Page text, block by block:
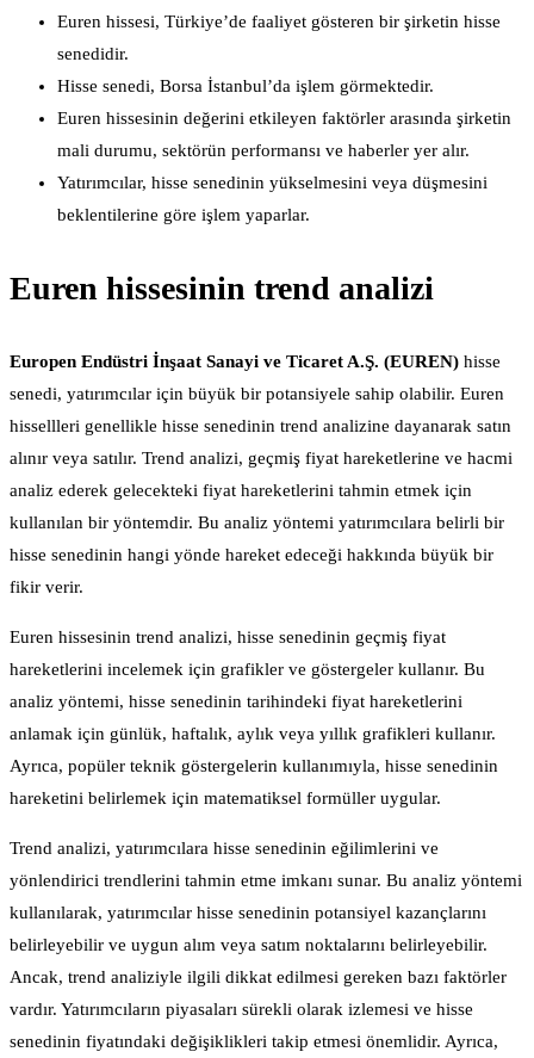
Euren hissesi, Türkiye’de faaliyet gösteren bir şirketin hisse
senedidir.
Hisse senedi, Borsa İstanbul’da işlem görmektedir.
Euren hissesinin değerini etkileyen faktörler arasında şirketin
mali durumu, sektörün performansı ve haberler yer alır.
Yatırımcılar, hisse senedinin yükselmesini veya düşmesini
beklentilerine göre işlem yaparlar.
Euren hissesinin trend analizi
Europen Endüstri İnşaat Sanayi ve Ticaret A.Ş. (EUREN) hisse
senedi, yatırımcılar için büyük bir potansiyele sahip olabilir. Euren
hissellleri genellikle hisse senedinin trend analizine dayanarak satın
alınır veya satılır. Trend analizi, geçmiş fiyat hareketlerine ve hacmi
analiz ederek gelecekteki fiyat hareketlerini tahmin etmek için
kullanılan bir yöntemdir. Bu analiz yöntemi yatırımcılara belirli bir
hisse senedinin hangi yönde hareket edeceği hakkında büyük bir
fikir verir.
Euren hissesinin trend analizi, hisse senedinin geçmiş fiyat
hareketlerini incelemek için grafikler ve göstergeler kullanır. Bu
analiz yöntemi, hisse senedinin tarihindeki fiyat hareketlerini
anlamak için günlük, haftalık, aylık veya yıllık grafikleri kullanır.
Ayrıca, popüler teknik göstergelerin kullanımıyla, hisse senedinin
hareketini belirlemek için matematiksel formüller uygular.
Trend analizi, yatırımcılara hisse senedinin eğilimlerini ve
yönlendirici trendlerini tahmin etme imkanı sunar. Bu analiz yöntemi
kullanılarak, yatırımcılar hisse senedinin potansiyel kazançlarını
belirleyebilir ve uygun alım veya satım noktalarını belirleyebilir.
Ancak, trend analiziyle ilgili dikkat edilmesi gereken bazı faktörler
vardır. Yatırımcıların piyasaları sürekli olarak izlemesi ve hisse
senedinin fiyatındaki değişiklikleri takip etmesi önemlidir. Ayrıca,